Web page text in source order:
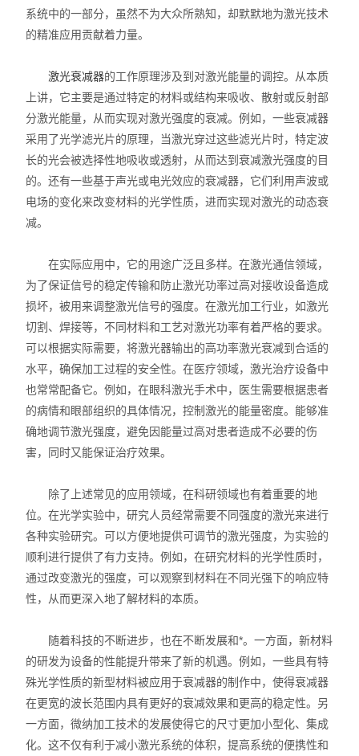
系统中的一部分，虽然不为大众所熟知，却默默地为激光技术
的精准应用贡献着力量。
激光衰减器的工作原理涉及到对激光能量的调控。从本质
上讲，它主要是通过特定的材料或结构来吸收、散射或反射部
分激光能量，从而实现对激光强度的衰减。例如，一些衰减器
采用了光学滤光片的原理，当激光穿过这些滤光片时，特定波
长的光会被选择性地吸收或透射，从而达到衰减激光强度的目
的。还有一些基于声光或电光效应的衰减器，它们利用声波或
电场的变化来改变材料的光学性质，进而实现对激光的动态衰
减。
在实际应用中，它的用途广泛且多样。在激光通信领域，
为了保证信号的稳定传输和防止激光功率过高对接收设备造成
损坏，被用来调整激光信号的强度。在激光加工行业，如激光
切割、焊接等，不同材料和工艺对激光功率有着严格的要求。
可以根据实际需要，将激光器输出的高功率激光衰减到合适的
水平，确保加工过程的安全性。在医疗领域，激光治疗设备中
也常常配备它。例如，在眼科激光手术中，医生需要根据患者
的病情和眼部组织的具体情况，控制激光的能量密度。能够准
确地调节激光强度，避免因能量过高对患者造成不必要的伤
害，同时又能保证治疗效果。
除了上述常见的应用领域，在科研领域也有着重要的地
位。在光学实验中，研究人员经常需要不同强度的激光来进行
各种实验研究。可以方便地提供可调节的激光强度，为实验的
顺利进行提供了有力支持。例如，在研究材料的光学性质时，
通过改变激光的强度，可以观察到材料在不同光强下的响应特
性，从而更深入地了解材料的本质。
随着科技的不断进步，也在不断发展和*。一方面，新材料
的研发为设备的性能提升带来了新的机遇。例如，一些具有特
殊光学性质的新型材料被应用于衰减器的制作中，使得衰减器
在更宽的波长范围内具有更好的衰减效果和更高的稳定性。另
一方面，微纳加工技术的发展使得它的尺寸更加小型化、集成
化。这不仅有利于减小激光系统的体积，提高系统的便携性和